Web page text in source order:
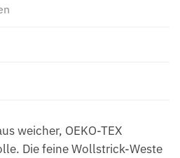
weicher, OEKO-TEX
Die feine Wollstrick-Weste